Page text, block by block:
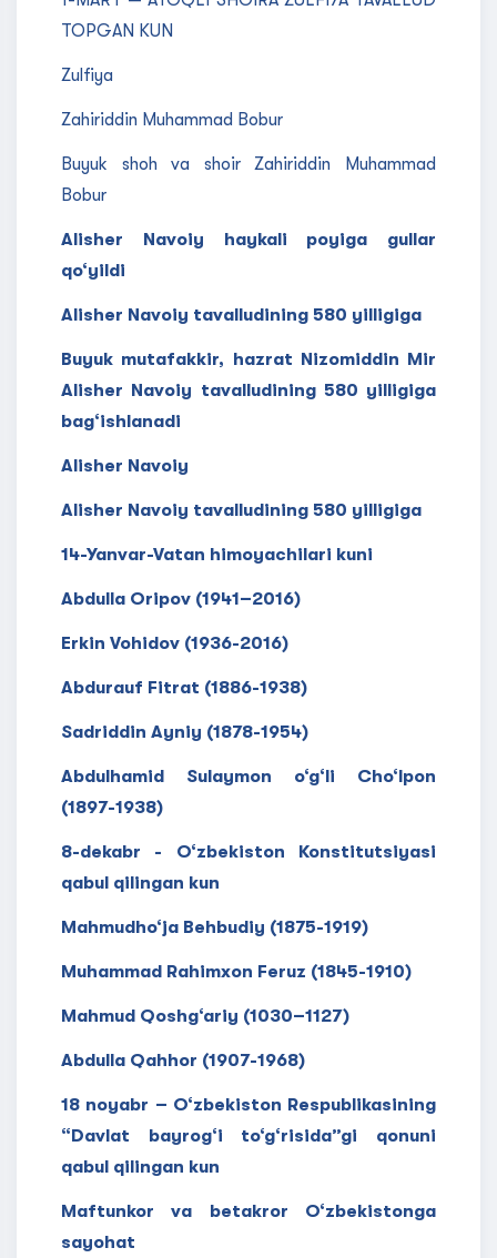
TOPGAN KUN
Zulfiya
Zahiriddin Muhammad Bobur
Buyuk shoh va shoir Zahiriddin Muhammad
Bobur
Alisher Navoiy haykali poyiga gullar
qo‘yildi
Alisher Navoiy tavalludining 580 yilligiga
Buyuk mutafakkir, hazrat Nizomiddin Mir
Alisher Navoiy tavalludining 580 yilligiga
bag‘ishlanadi
Alisher Navoiy
Alisher Navoiy tavalludining 580 yilligiga
14-Yanvar-Vatan himoyachilari kuni
Abdulla Oripov (1941–2016)
Erkin Vohidov (1936-2016)
Abdurauf Fitrat (1886-1938)
Sadriddin Ayniy (1878-1954)
Abdulhamid Sulaymon o‘g‘li Cho‘lpon
(1897-1938)
8-dekabr - O‘zbekiston Konstitutsiyasi
qabul qilingan kun
Mahmudho‘ja Behbudiy (1875-1919)
Muhammad Rahimxon Feruz (1845-1910)
Mahmud Qoshg‘ariy (1030–1127)
Abdulla Qahhor (1907-1968)
18 noyabr – O‘zbekiston Respublikasining
“Davlat bayrog‘i to‘g‘risida”gi qonuni
qabul qilingan kun
Maftunkor va betakror O‘zbekistonga
sayohat